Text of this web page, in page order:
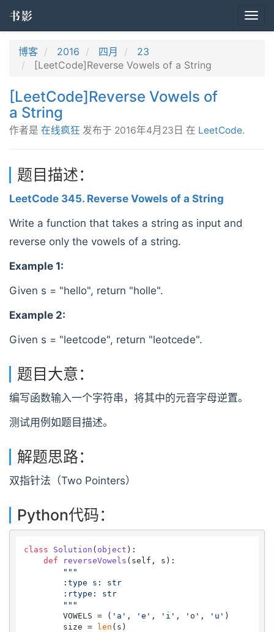
书影
博客 2016 四月
23
[LeetCode]Reverse Vowels of a String
[LeetCode]Reverse Vowels of
a String
作者是 在线疯狂 发布于 2016年4月23日 在 LeetCode.
题目描述：
LeetCode 345. Reverse Vowels of a String
Write a function that takes a string as input and
reverse only the vowels of a string.
Example 1:
Given s = "hello", return "holle".
Example 2:
Given s = "leetcode", return "leotcede".
题目大意：
编写函数输入一个字符串，将其中的元音字母逆置。
测试用例如题目描述。
解题思路：
双指针法（Two Pointers）
Python代码：
class Solution ( object ):
def
reverseVowels ( self, s ):
"""
        :type s: str
        :rtype: str
        """
        VOWELS = (
'a' , 'e' , 'i' , 'o' , 'u' )
        size =
len (s)